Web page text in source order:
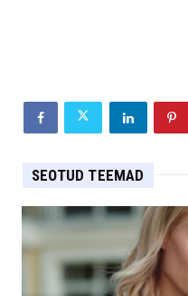
SEOTUD TEEMAD